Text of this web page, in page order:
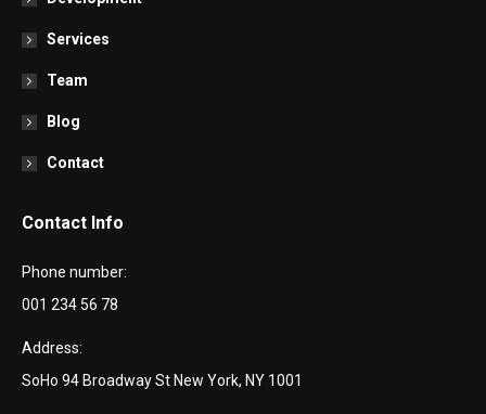
Services
Team
Blog
Contact
Contact Info
Phone number:
001 234 56 78
Address:
SoHo 94 Broadway St New York, NY 1001